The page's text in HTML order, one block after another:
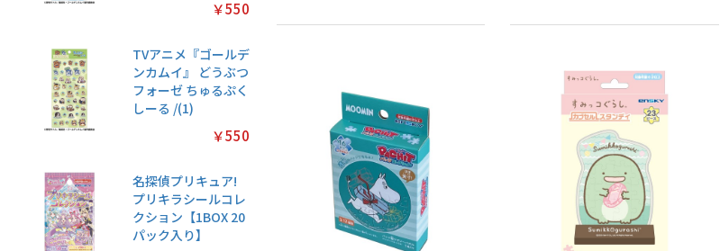
￥550
TVアニメ『ゴールデ
ンカムイ』 どうぶつ
フォーゼ ちゅるぷく
しーる /(1)
￥550
名探偵プリキュア!
プリキラシールコレ
クション【1BOX 20
パック入り】